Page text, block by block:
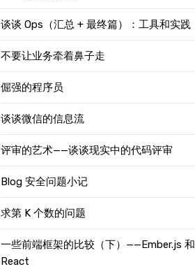
谈谈 Ops（汇总 + 最终篇）：工具和实践
不要让业务牵着鼻子走
倔强的程序员
谈谈微信的信息流
评审的艺术——谈谈现实中的代码评审
Blog 安全问题小记
求第 K 个数的问题
一些前端框架的比较（下）——Ember.js 和
React